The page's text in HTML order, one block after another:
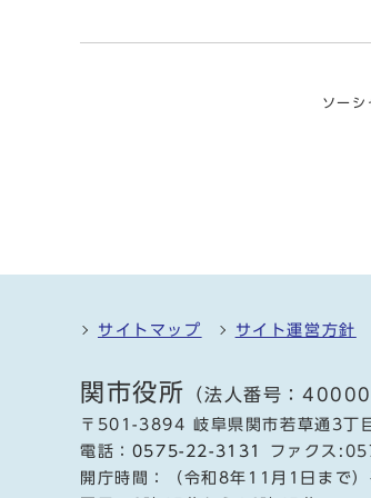
ソーシ
サイトマップ サイト運営方針
関市役所 （法人番号：
〒501-3894 岐阜県関市若草通3丁
電話： 0575-22-3131
ファクス
開庁時間：（令和8年11月1日まで